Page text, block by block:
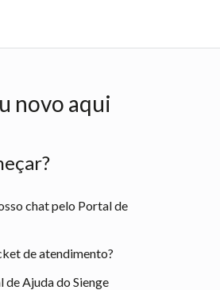
novo aqui
chat pelo Portal de
de atendimento?
de Ajuda do Sienge